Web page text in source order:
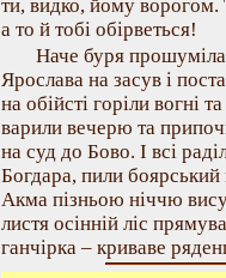
ти, видко, йому ворогом.
а то й тобі обірветься!
Наче буря
Ярослава на засув і
на обійсті горіли вогні
варили вечерю та
на суд до Бово. І всі
Богдара, пили
Акма пізньою ніччю
листя осінній ліс
ганчірка – криваве